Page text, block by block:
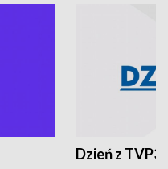
Dzień z TVP3